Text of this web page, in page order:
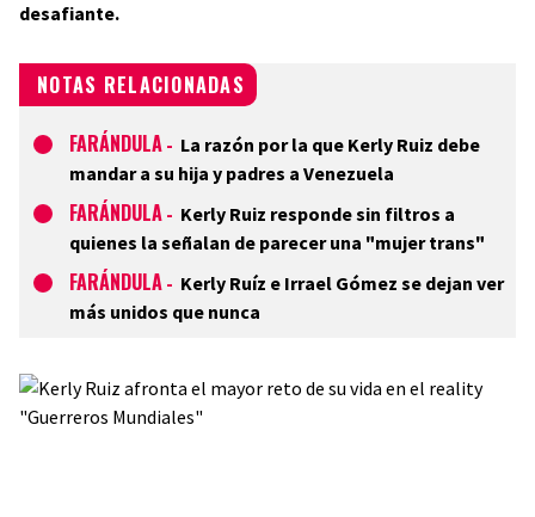
desafiante.
NOTAS RELACIONADAS
FARÁNDULA - La razón por la que Kerly Ruiz debe
mandar a su hija y padres a Venezuela
FARÁNDULA - Kerly Ruiz responde sin filtros a
quienes la señalan de parecer una "mujer trans"
FARÁNDULA - Kerly Ruíz e Irrael Gómez se dejan ver
más unidos que nunca